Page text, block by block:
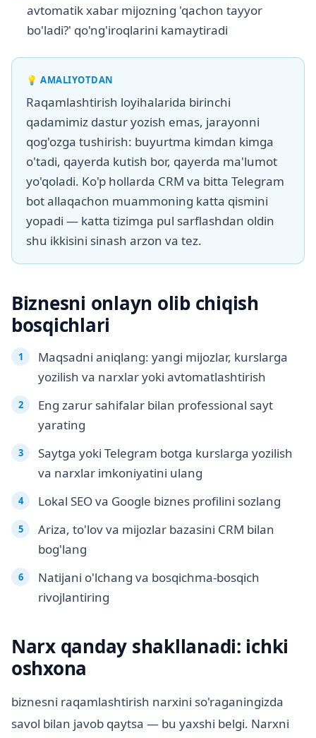
avtomatik xabar mijozning 'qachon tayyor
bo'ladi?' qo'ng'iroqlarini kamaytiradi
💡AMALIYOTDAN
Raqamlashtirish loyihalarida birinchi
qadamimiz dastur yozish emas, jarayonni
qog'ozga tushirish: buyurtma kimdan kimga
o'tadi, qayerda kutish bor, qayerda ma'lumot
yo'qoladi. Ko'p hollarda CRM va bitta Telegram
bot allaqachon muammoning katta qismini
yopadi — katta tizimga pul sarflashdan oldin
shu ikkisini sinash arzon va tez.
Biznesni onlayn olib chiqish
bosqichlari
Maqsadni aniqlang: yangi mijozlar, kurslarga
yozilish va narxlar yoki avtomatlashtirish
Eng zarur sahifalar bilan professional sayt
yarating
Saytga yoki Telegram botga kurslarga yozilish
va narxlar imkoniyatini ulang
Lokal SEO va Google biznes profilini sozlang
Ariza, to'lov va mijozlar bazasini CRM bilan
bog'lang
Natijani o'lchang va bosqichma-bosqich
rivojlantiring
Narx qanday shakllanadi: ichki
oshxona
biznesni raqamlashtirish narxini so'raganingizda
savol bilan javob qaytsa — bu yaxshi belgi. Narxni